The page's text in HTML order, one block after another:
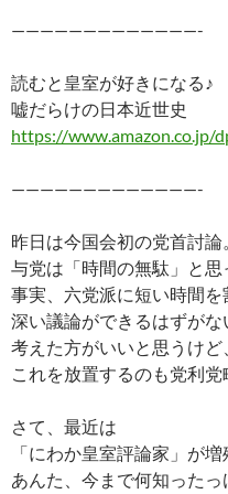
—————————————-
読むと皇室が好きになる♪
嘘だらけの日本近世史
https://www.amazon.co.jp/
—————————————-
昨日は今国会初の党首討論
与党は「時間の無駄」と思
事実、六党派に短い時間を
深い議論ができるはずがな
考えた方がいいと思うけど
これを放置するのも党利党
さて、最近は
「にわか皇室評論家」が増
あんた、今まで何知ったっ